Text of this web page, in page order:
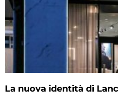
La nuova identità di